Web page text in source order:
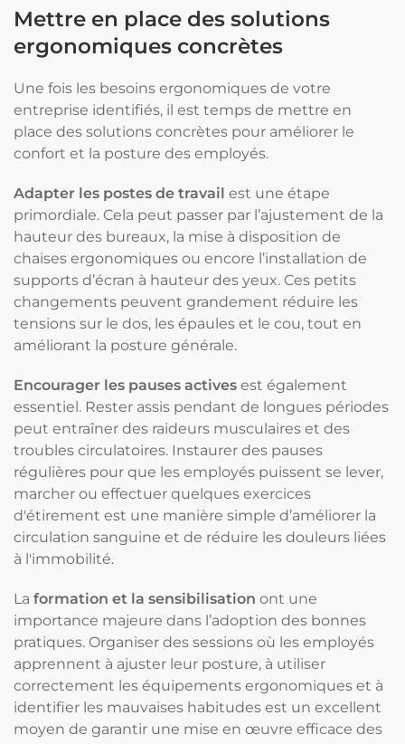
Mettre en place des solutions
ergonomiques concrètes
Une fois les besoins ergonomiques de votre
entreprise identifiés, il est temps de mettre en
place des solutions concrètes pour améliorer le
confort et la posture des employés.
Adapter les postes de travail est une étape
primordiale. Cela peut passer par l’ajustement de la
hauteur des bureaux, la mise à disposition de
chaises ergonomiques ou encore l’installation de
supports d’écran à hauteur des yeux. Ces petits
changements peuvent grandement réduire les
tensions sur le dos, les épaules et le cou, tout en
améliorant la posture générale.
Encourager les pauses actives est également
essentiel. Rester assis pendant de longues périodes
peut entraîner des raideurs musculaires et des
troubles circulatoires. Instaurer des pauses
régulières pour que les employés puissent se lever,
marcher ou effectuer quelques exercices
d'étirement est une manière simple d’améliorer la
circulation sanguine et de réduire les douleurs liées
à l'immobilité.
La formation et la sensibilisation ont une
importance majeure dans l’adoption des bonnes
pratiques. Organiser des sessions où les employés
apprennent à ajuster leur posture, à utiliser
correctement les équipements ergonomiques et à
identifier les mauvaises habitudes est un excellent
moyen de garantir une mise en œuvre efficace des